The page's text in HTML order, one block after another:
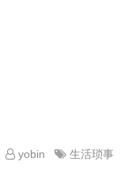
yobin
生活琐事